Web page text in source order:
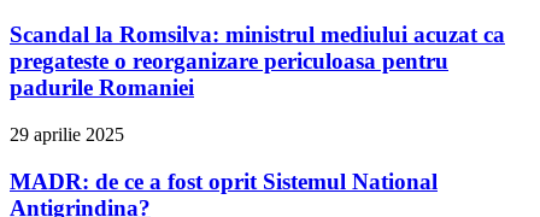
Scandal la Romsilva: ministrul mediului acuzat ca
pregateste o reorganizare periculoasa pentru
padurile Romaniei
29 aprilie 2025
MADR: de ce a fost oprit Sistemul National
Antigrindina?